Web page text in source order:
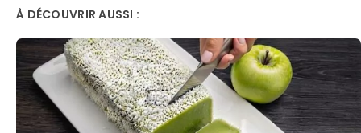
À DÉCOUVRIR AUSSI :